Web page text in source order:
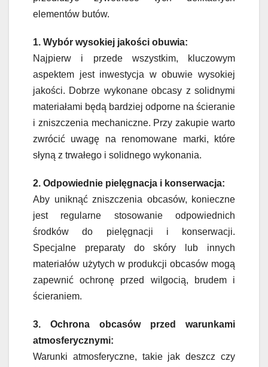
elementów butów.
1. Wybór wysokiej jakości obuwia:
Najpierw i przede wszystkim, kluczowym
aspektem jest inwestycja w obuwie wysokiej
jakości. Dobrze wykonane obcasy z solidnymi
materiałami będą bardziej odporne na ścieranie
i zniszczenia mechaniczne. Przy zakupie warto
zwrócić uwagę na renomowane marki, które
słyną z trwałego i solidnego wykonania.
2. Odpowiednie pielęgnacja i konserwacja:
Aby uniknąć zniszczenia obcasów, konieczne
jest regularne stosowanie odpowiednich
środków do pielęgnacji i konserwacji.
Specjalne preparaty do skóry lub innych
materiałów użytych w produkcji obcasów mogą
zapewnić ochronę przed wilgocią, brudem i
ścieraniem.
3. Ochrona obcasów przed warunkami
atmosferycznymi:
Warunki atmosferyczne, takie jak deszcz czy